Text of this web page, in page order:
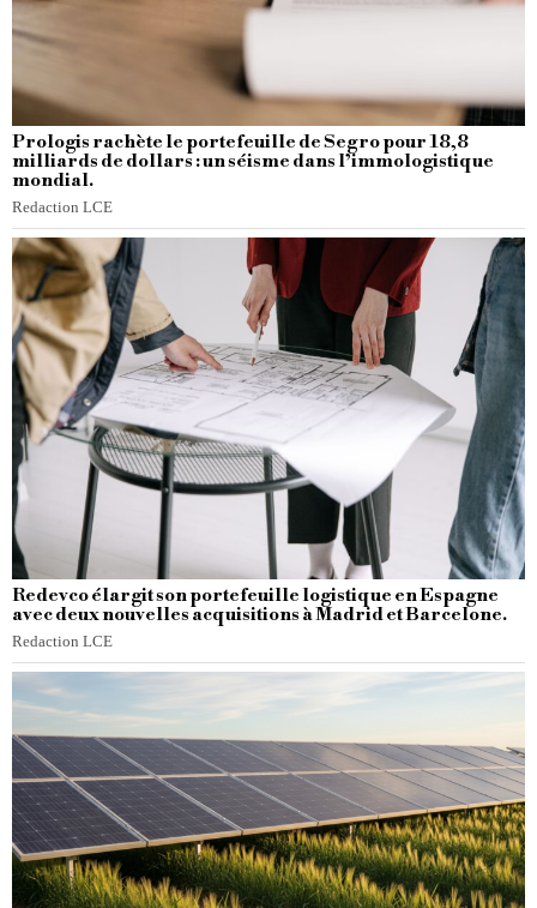
Prologis rachète le portefeuille de Segro pour 18,8
milliards de dollars : un séisme dans l’immologistique
mondial.
Redaction LCE
Redevco élargit son portefeuille logistique en Espagne
avec deux nouvelles acquisitions à Madrid et Barcelone.
Redaction LCE